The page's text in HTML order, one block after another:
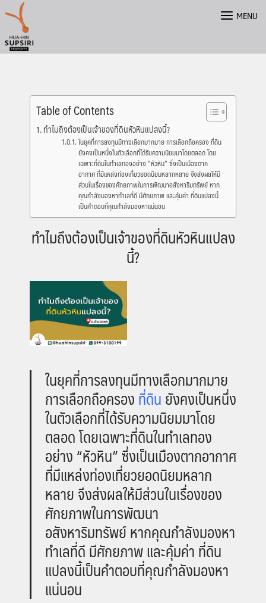
content
MENU
Table of Contents
ทำไมถึงต้องเป็นเจ้าของที่ดินหัวหินแปลงนี้?
ในยุคที่การลงทุนมีทางเลือกมากมาย การเลือกถือครอง ที่ดิน
ยังคงเป็นหนึ่งในตัวเลือกที่ได้รับความนิยมมาโดยตลอด โดย
เฉพาะที่ดินในทำเลทองอย่าง “หัวหิน” ซึ่งเป็นเมืองตาก
อากาศ ที่มีแหล่งท่องเที่ยวยอดนิยมหลากหลาย จึงส่งผลให้มี
ส่วนในเรื่องของศักยภาพในการพัฒนาอสังหาริมทรัพย์ หาก
คุณกำลังมองหาทำเลที่ดี มีศักยภาพ และคุ้มค่า ที่ดินแปลงนี้
เป็นคำตอบที่คุณกำลังมองหาแน่นอน
ทำไมถึงต้องเป็นเจ้าของที่ดินหัวหินแปลง
นี้?
ในยุคที่การลงทุนมีทางเลือกมากมาย
การเลือกถือครองที่ดินยังคงเป็นหนึ่ง
ในตัวเลือกที่ได้รับความนิยมมาโดย
ตลอด โดยเฉพาะที่ดินในทำเลทอง
อย่าง “หัวหิน” ซึ่งเป็นเมืองตากอากาศ
ที่มีแหล่งท่องเที่ยวยอดนิยมหลาก
หลาย จึงส่งผลให้มีส่วนในเรื่องของ
ศักยภาพในการพัฒนา
อสังหาริมทรัพย์ หากคุณกำลังมองหา
ทำเลที่ดี มีศักยภาพ และคุ้มค่า ที่ดิน
แปลงนี้เป็นคำตอบที่คุณกำลังมองหา
แน่นอน